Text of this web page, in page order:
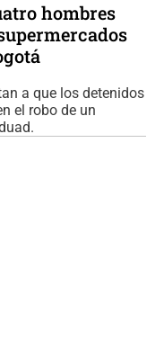
hombres
a que los detenidos
el robo de un